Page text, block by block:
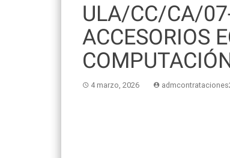
ULA/CC/CA/
ACCESORIOS
4 marzo, 2026